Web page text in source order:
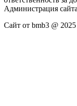
Администрация
Сайт от bmb3 @ 2025